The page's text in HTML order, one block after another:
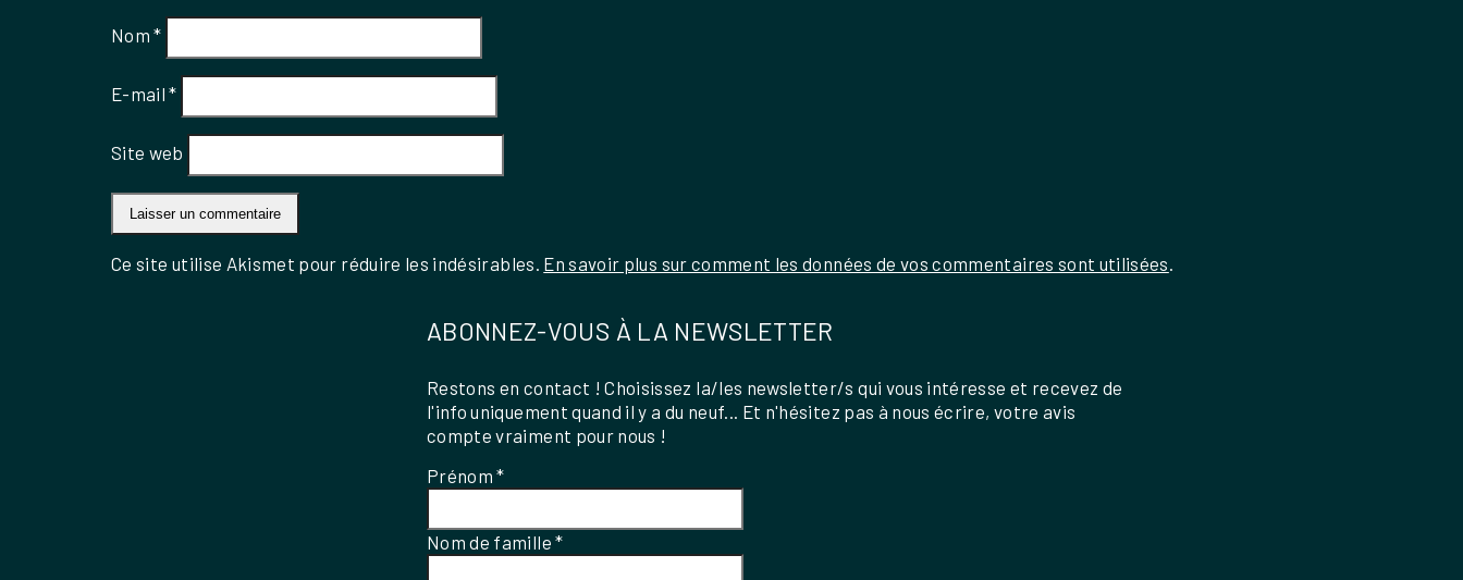
Nom*
E-mail*
Site web
Ce site utilise Akismet pour réduire les indésirables. En savoir plus sur comment les données de vos commentaires sont utilisées
ABONNEZ-VOUS À LA NEWSLETTER
Restons en contact ! Choisissez la/les newsletter/s qui vous intéresse et recevez de
l'info uniquement quand il y a du neuf... Et n'hésitez pas à nous écrire, votre avis
compte vraiment pour nous !
Prénom*
Nom de famille*